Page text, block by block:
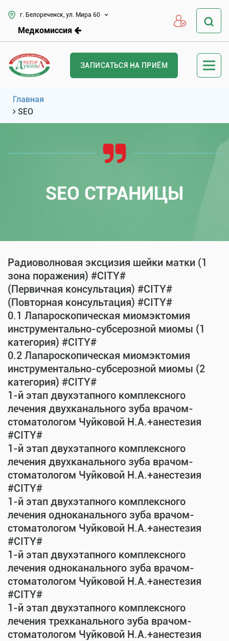
г. Белореченск, ул. Мира 60
Медкомиссия
ЗАПИСАТЬСЯ НА ПРИЁМ
Главная
SEO
SEO СТРАНИЦЫ
Радиоволновая эксцизия шейки матки (1
зона поражения) #CITY#
(Первичная консультация) #CITY#
(Повторная консультация) #CITY#
0.1 Лапароскопическая миомэктомия
инструментально-субсерозной миомы (1
категория) #CITY#
0.2 Лапароскопическая миомэктомия
инструментально-субсерозной миомы (2
категория) #CITY#
1-й этап двухэтапного комплексного
лечения двухканального зуба врачом-
стоматологом Чуйковой Н.А.+анестезия
#CITY#
1-й этап двухэтапного комплексного
лечения двухканального зуба врачом-
стоматологом Чуйковой Н.А.+анестезия
#CITY#
1-й этап двухэтапного комплексного
лечения одноканального зуба врачом-
стоматологом Чуйковой Н.А.+анестезия
#CITY#
1-й этап двухэтапного комплексного
лечения одноканального зуба врачом-
стоматологом Чуйковой Н.А.+анестезия
#CITY#
1-й этап двухэтапного комплексного
лечения трехканального зуба врачом-
стоматологом Чуйковой Н.А.+анестезия